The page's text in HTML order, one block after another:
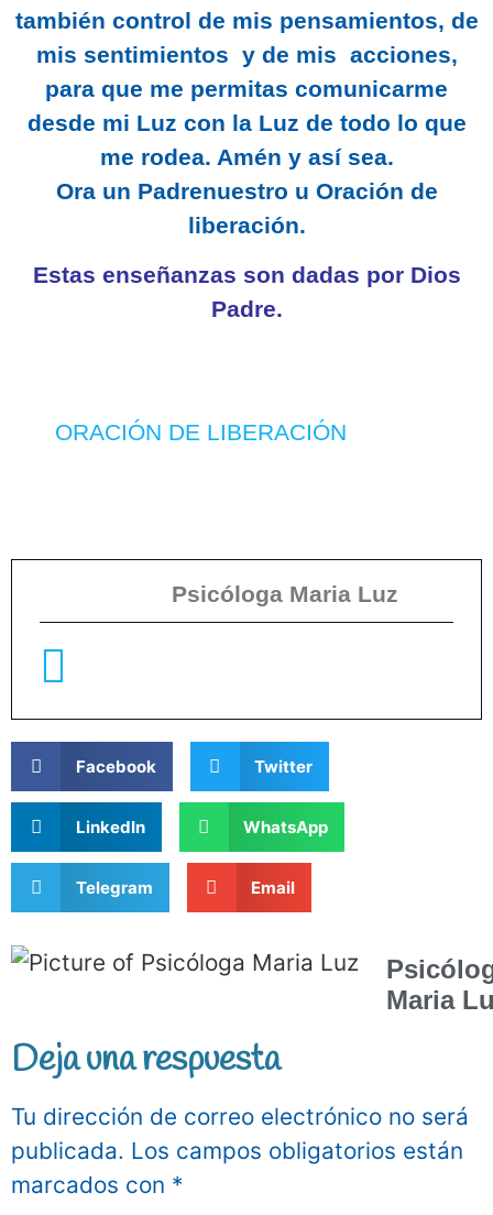
también control de mis pensamientos, de
mis sentimientos y de mis acciones,
para que me permitas comunicarme
desde mi Luz con la Luz de todo lo que
me rodea. Amén y así sea.
Ora un Padrenuestro u Oración de
liberación.
Estas enseñanzas son dadas por Dios
Padre.
ORACIÓN DE LIBERACIÓN
Psicóloga Maria Luz
Facebook Twitter
LinkedIn WhatsApp
Telegram Email
Maria
Deja una respuesta
Tu dirección de correo electrónico no será
publicada. Los campos obligatorios están
marcados con *